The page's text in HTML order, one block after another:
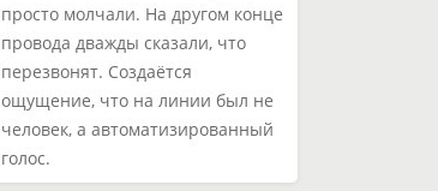
просто молчали. На другом конце
провода дважды сказали, что
перезвонят. Создаётся
ощущение, что на линии был не
человек, а автоматизированный
голос.